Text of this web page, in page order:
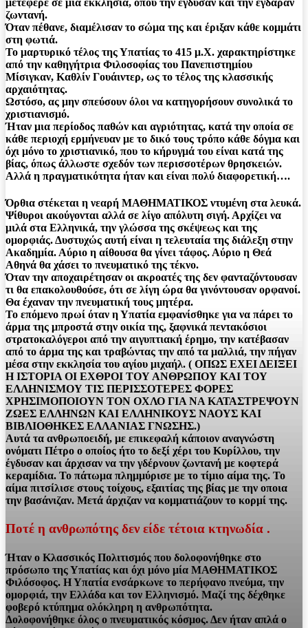
ζωντανή.
Όταν πέθανε, διαμέλισαν το σώμα της και έριξαν κάθε κομμάτι
στη φωτιά.
Το μαρτυρικό τέλος της Υπατίας το 415 μ.Χ. χαρακτηρίστηκε
από την καθηγήτρια Φιλοσοφίας του Πανεπιστημίου
Μίσιγκαν, Καθλίν Γουάιντερ, ως το τέλος της κλασσικής
αρχαιότητας.
Ωστόσο, ας μην σπεύσουν όλοι να κατηγορήσουν συνολικά το
χριστιανισμό.
Ήταν μια περίοδος παθών και αγριότητας, κατά την οποία σε
κάθε περιοχή ερμήνευαν με το δικό τους τρόπο κάθε δόγμα και
όχι μόνο το χριστιανικό, που το κήρυγμά του είναι κατά της
βίας, όπως άλλωστε σχεδόν των περισσοτέρων θρησκειών.
Αλλά η πραγματικότητα ήταν και είναι πολύ διαφορετική….
Όρθια στέκεται η νεαρή ΜΑΘΗΜΑΤΙΚΟΣ ντυμένη στα λευκά.
Ψίθυροι ακούγονται αλλά σε λίγο απόλυτη σιγή. Αρχίζει να
μιλά στα Ελληνικά, την γλώσσα της σκέψεως και της
ομορφιάς. Δυστυχώς αυτή είναι η τελευταία της διάλεξη στην
Ακαδημία. Αύριο η αίθουσα θα γίνει τάφος. Αύριο η Θεά
Αθηνά θα χάσει το πνευματικό της τέκνο.
Όταν την αποχαιρέτησαν οι ακροατές της δεν φανταζόντουσαν
τι θα επακολουθούσε, ότι σε λίγη ώρα θα γινόντουσαν ορφανοί.
Θα έχαναν την πνευματική τους μητέρα.
Το επόμενο πρωί όταν η Υπατία εμφανίσθηκε για να πάρει το
άρμα της μπροστά στην οικία της, ξαφνικά πεντακόσιοι
στρατοκαλόγεροι από την αιγυπτιακή έρημο, την κατέβασαν
από το άρμα της και τραβώντας την από τα μαλλιά, την πήγαν
μέσα στην εκκλησία του αγίου μιχαήλ. ( ΟΠΩΣ ΕΧΕΙ ΔΕΙΞΕΙ
Η ΙΣΤΟΡΙΑ ΟΙ ΕΧΘΡΟΙ ΤΟΥ ΑΝΘΡΩΠΟΥ ΚΑΙ ΤΟΥ
ΕΛΛΗΝΙΣΜΟΥ ΤΙΣ ΠΕΡΙΣΣΟΤΕΡΕΣ ΦΟΡΕΣ
ΧΡΗΣΙΜΟΠΟΙΟΥΝ ΤΟΝ ΟΧΛΟ ΓΙΑ ΝΑ ΚΑΤΑΣΤΡΕΨΟΥΝ
ΖΩΕΣ ΕΛΛΗΝΩΝ ΚΑΙ ΕΛΛΗΝΙΚΟΥΣ ΝΑΟΥΣ ΚΑΙ
ΒΙΒΛΙΟΘΗΚΕΣ ΕΛΛΑΝΙΑΣ ΓΝΩΣΗΣ.)
Αυτά τα ανθρωποειδή, με επικεφαλή κάποιον αναγνώστη
ονόματι Πέτρο ο οποίος ήτο το δεξί χέρι του Κυρίλλου, την
έγδυσαν και άρχισαν να την γδέρνουν ζωντανή με κοφτερά
κεραμίδια. Το πάτωμα πλημμύρισε με το τίμιο αίμα της. Το
αίμα πιτσίλισε στους τοίχους, εξαιτίας της βίας με την οποια
την βασάνιζαν. Μετά άρχιζαν να κομματιάζουν το κορμί της.
Ποτέ η ανθρωπότης δεν είδε τέτοια κτηνωδία .
Ήταν ο Κλασσικός Πολιτισμός που δολοφονήθηκε στο
πρόσωπο της Υπατίας και όχι μόνο μία ΜΑΘΗΜΑΤΙΚΟΣ
Φιλόσοφος. Η Υπατία ενσάρκωνε το περήφανο πνεύμα, την
ομορφιά, την Ελλάδα και τον Ελληνισμό. Μαζί της δέχθηκε
φοβερό κτύπημα ολόκληρη η ανθρωπότητα.
Δολοφονήθηκε όλος ο πνευματικός κόσμος. Δεν ήταν απλά ο